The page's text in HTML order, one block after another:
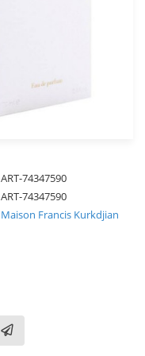
ART-74347590
ART-74347590
Maison Francis Kurkdjian